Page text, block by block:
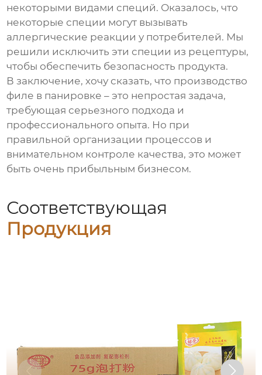
некоторыми видами специй. Оказалось, что
некоторые специи могут вызывать
аллергические реакции у потребителей. Мы
решили исключить эти специи из рецептуры,
чтобы обеспечить безопасность продукта.
В заключение, хочу сказать, что производство
филе в панировке – это непростая задача,
требующая серьезного подхода и
профессионального опыта. Но при
правильной организации процессов и
внимательном контроле качества, это может
быть очень прибыльным бизнесом.
Соответствующая
Продукция